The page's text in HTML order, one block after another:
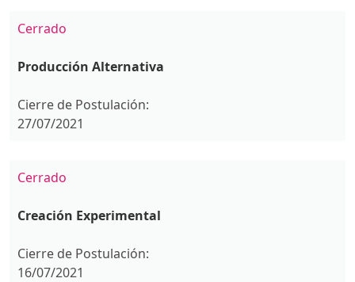
Cerrado
Producción Alternativa
Cierre de Postulación:
27/07/2021
Cerrado
Creación Experimental
Cierre de Postulación:
16/07/2021